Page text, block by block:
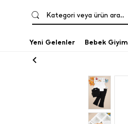
Kategori veya ürün ara..
Yeni Gelenler Bebek Giyim